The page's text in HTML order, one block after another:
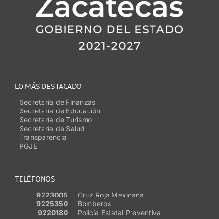
TELÉFONOS
9223005
Cruz Roja Mexicana
9225350
Bomberos
9220180
Policía Estatal Preventiva
LO MÁS DESTACADO
Secretaría de Finanzas
Secretaría de Educación
Secretaría de Turismo
Secretaría de Salud
Transparencia
PGJE